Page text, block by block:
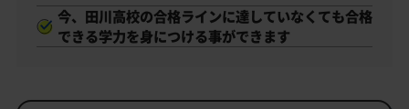
今、田川高校の合格ラインに達していなくても合格
できる学力を身につける事ができます